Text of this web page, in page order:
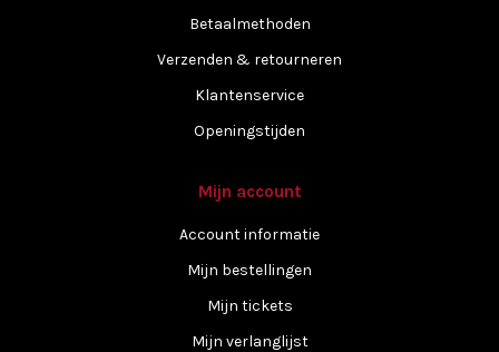
Betaalmethoden
Verzenden & retourneren
Klantenservice
Openingstijden
Mijn account
Account informatie
Mijn bestellingen
Mijn tickets
Mijn verlanglijst